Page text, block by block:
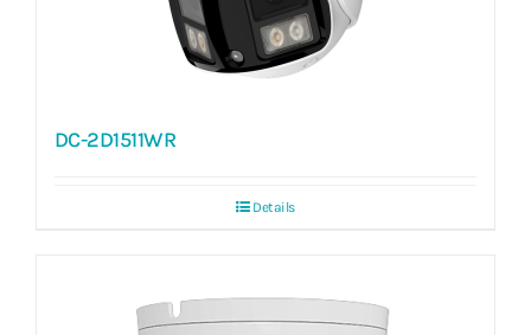
DC-2D1511WR
Details